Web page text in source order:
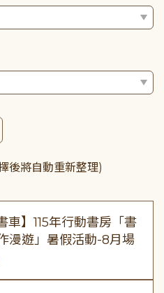
後將自動重新整理)
車】115年行動書房「書
漫遊」暑假活動-8月場